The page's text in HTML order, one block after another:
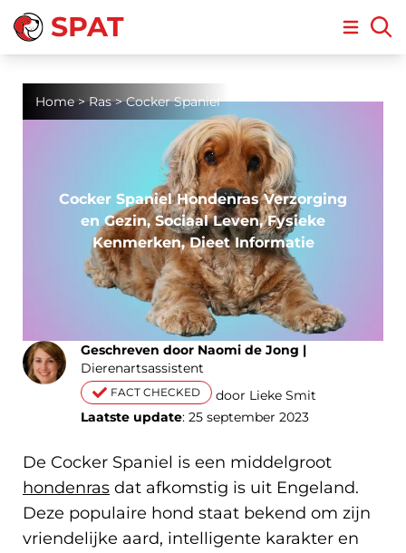
SPAT Open
Home > Ras> Cocker Spaniel
Cocker Spaniel Hondenras Verzorging
en Gezin, Sociaal Leven, Fysieke
Kenmerken, Dieet Informatie
Geschreven door Naomi de Jong |
Dierenartsassistent
FACT CHECKED
door Lieke Smit
Laatste update: 25 september 2023
De Cocker Spaniel is een middelgroot
hondenras dat afkomstig is uit Engeland.
Deze populaire hond staat bekend om zijn
vriendelijke aard, intelligente karakter en